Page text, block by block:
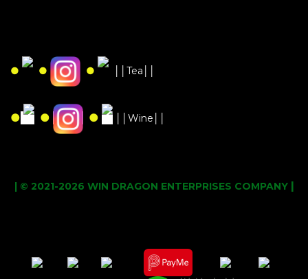
● ● ● ││Tea││
● ● ● ││Wine││
| © 2021-2026 WIN DRAGON ENTERPRISES COMPANY |